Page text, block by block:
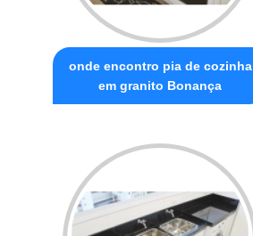
onde encontro pia de cozinha
em granito Bonança